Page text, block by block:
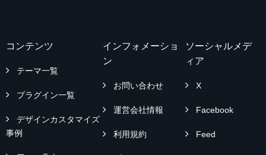
コンテンツ
テーマ一覧
プラグイン一覧
デザインカスタマイズ
事例
インフォメーショ
ン
お問い合わせ
運営会社情報
利用規約
ソーシャルメデ
ィア
X
Facebook
Feed